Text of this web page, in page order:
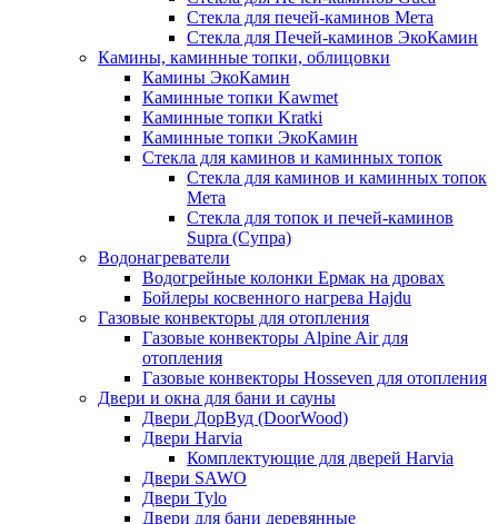
Стекла для печей-каминов Мета
Стекла для Печей-каминов ЭкоКамин
Камины, каминные топки, облицовки
Камины ЭкоКамин
Каминные топки Kawmet
Каминные топки Kratki
Каминные топки ЭкоКамин
Стекла для каминов и каминных топок
Стекла для каминов и каминных топок
Мета
Стекла для топок и печей-каминов
Supra (Супра)
Водонагреватели
Водогрейные колонки Ермак на дровах
Бойлеры косвенного нагрева Hajdu
Газовые конвекторы для отопления
Газовые конвекторы Alpine Air для
отопления
Газовые конвекторы Hosseven для отопления
Двери и окна для бани и сауны
Двери ДорВуд (DoorWood)
Двери Harvia
Комплектующие для дверей Harvia
Двери SAWO
Двери Tylo
Двери для бани деревянные